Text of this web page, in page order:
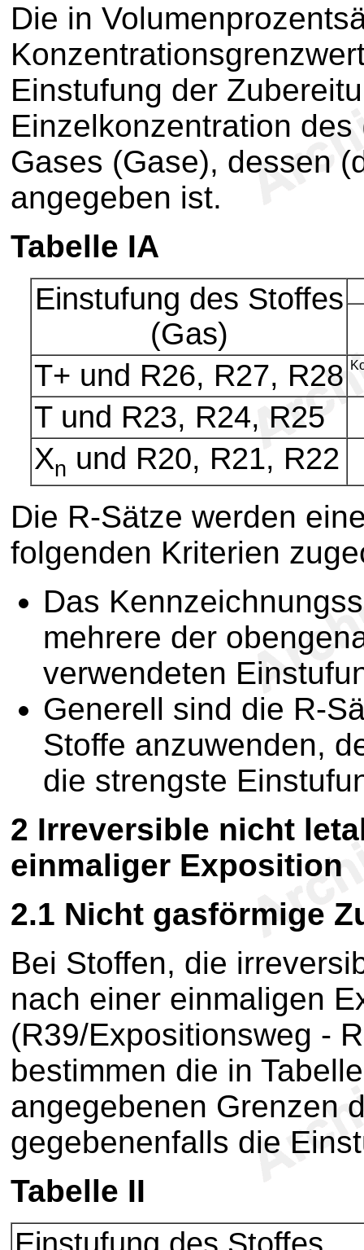
Die in
Einstufung der
Einzelkonzentration
Gases (Gase), dessen
angegeben ist.
Tabelle IA
Einstufung des Stoffes
(Gas)
T+ und R26, R27, R28
T und R23, R24, R25
Xn und R20, R21, R22
Die R-Sätze werden
folgenden Kriterien
Das
mehrere der
verwendeten
Generell sind die R-
Stoffe anzuwenden,
die strengste
2 Irreversible nicht
einmaliger Exposition
2.1 Nicht gasförmige
Bei Stoffen, die
nach einer einmaligen
(R39/Expositionsweg -
bestimmen die in
angegebenen Grenzen
gegebenenfalls die
Tabelle II